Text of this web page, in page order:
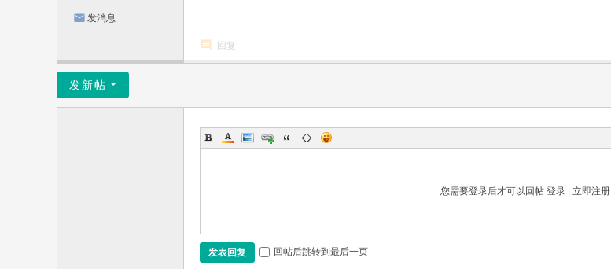
发消息
回复
发新帖
您需要登录后才可以回帖 登录| 立即注册
发表回复 回帖后跳转到最后一页